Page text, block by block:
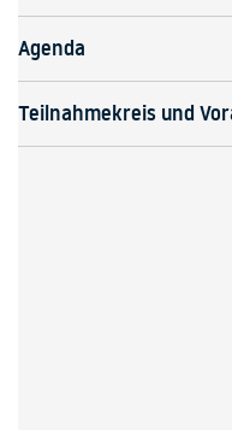
Agenda
Teilnahmekreis und